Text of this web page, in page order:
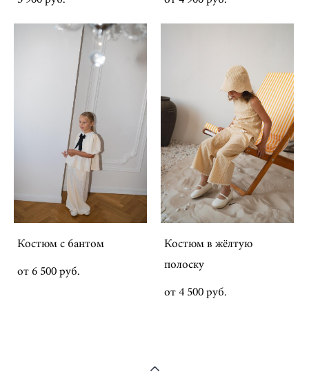
Костюм с бантом
от 6 500 pуб.
Костюм в жёлтую
полоску
от 4 500 pуб.